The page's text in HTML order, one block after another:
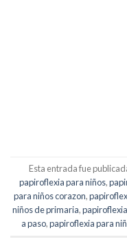
Esta entrada fue
papiroflexia para niños,
para niños corazon,
niños de primaria,
a paso,papiroflexia para